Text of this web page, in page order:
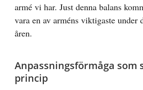
armé vi har. Just denna balans
vara en av arméns viktigaste under
åren.
Anpassningsförmåga som
princip